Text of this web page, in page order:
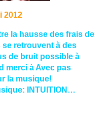
2012
la hausse des frais de
se retrouvent à des
de bruit possible à
merci à Avec pas
la musique!
INTUITION…